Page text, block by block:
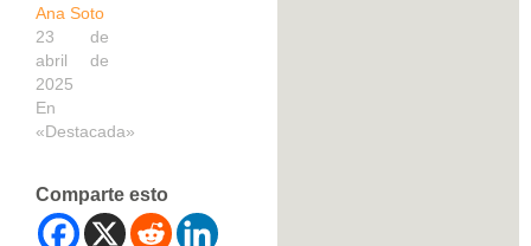
Ana Soto
23 de
abril de
2025
En
«Destacada»
Comparte esto